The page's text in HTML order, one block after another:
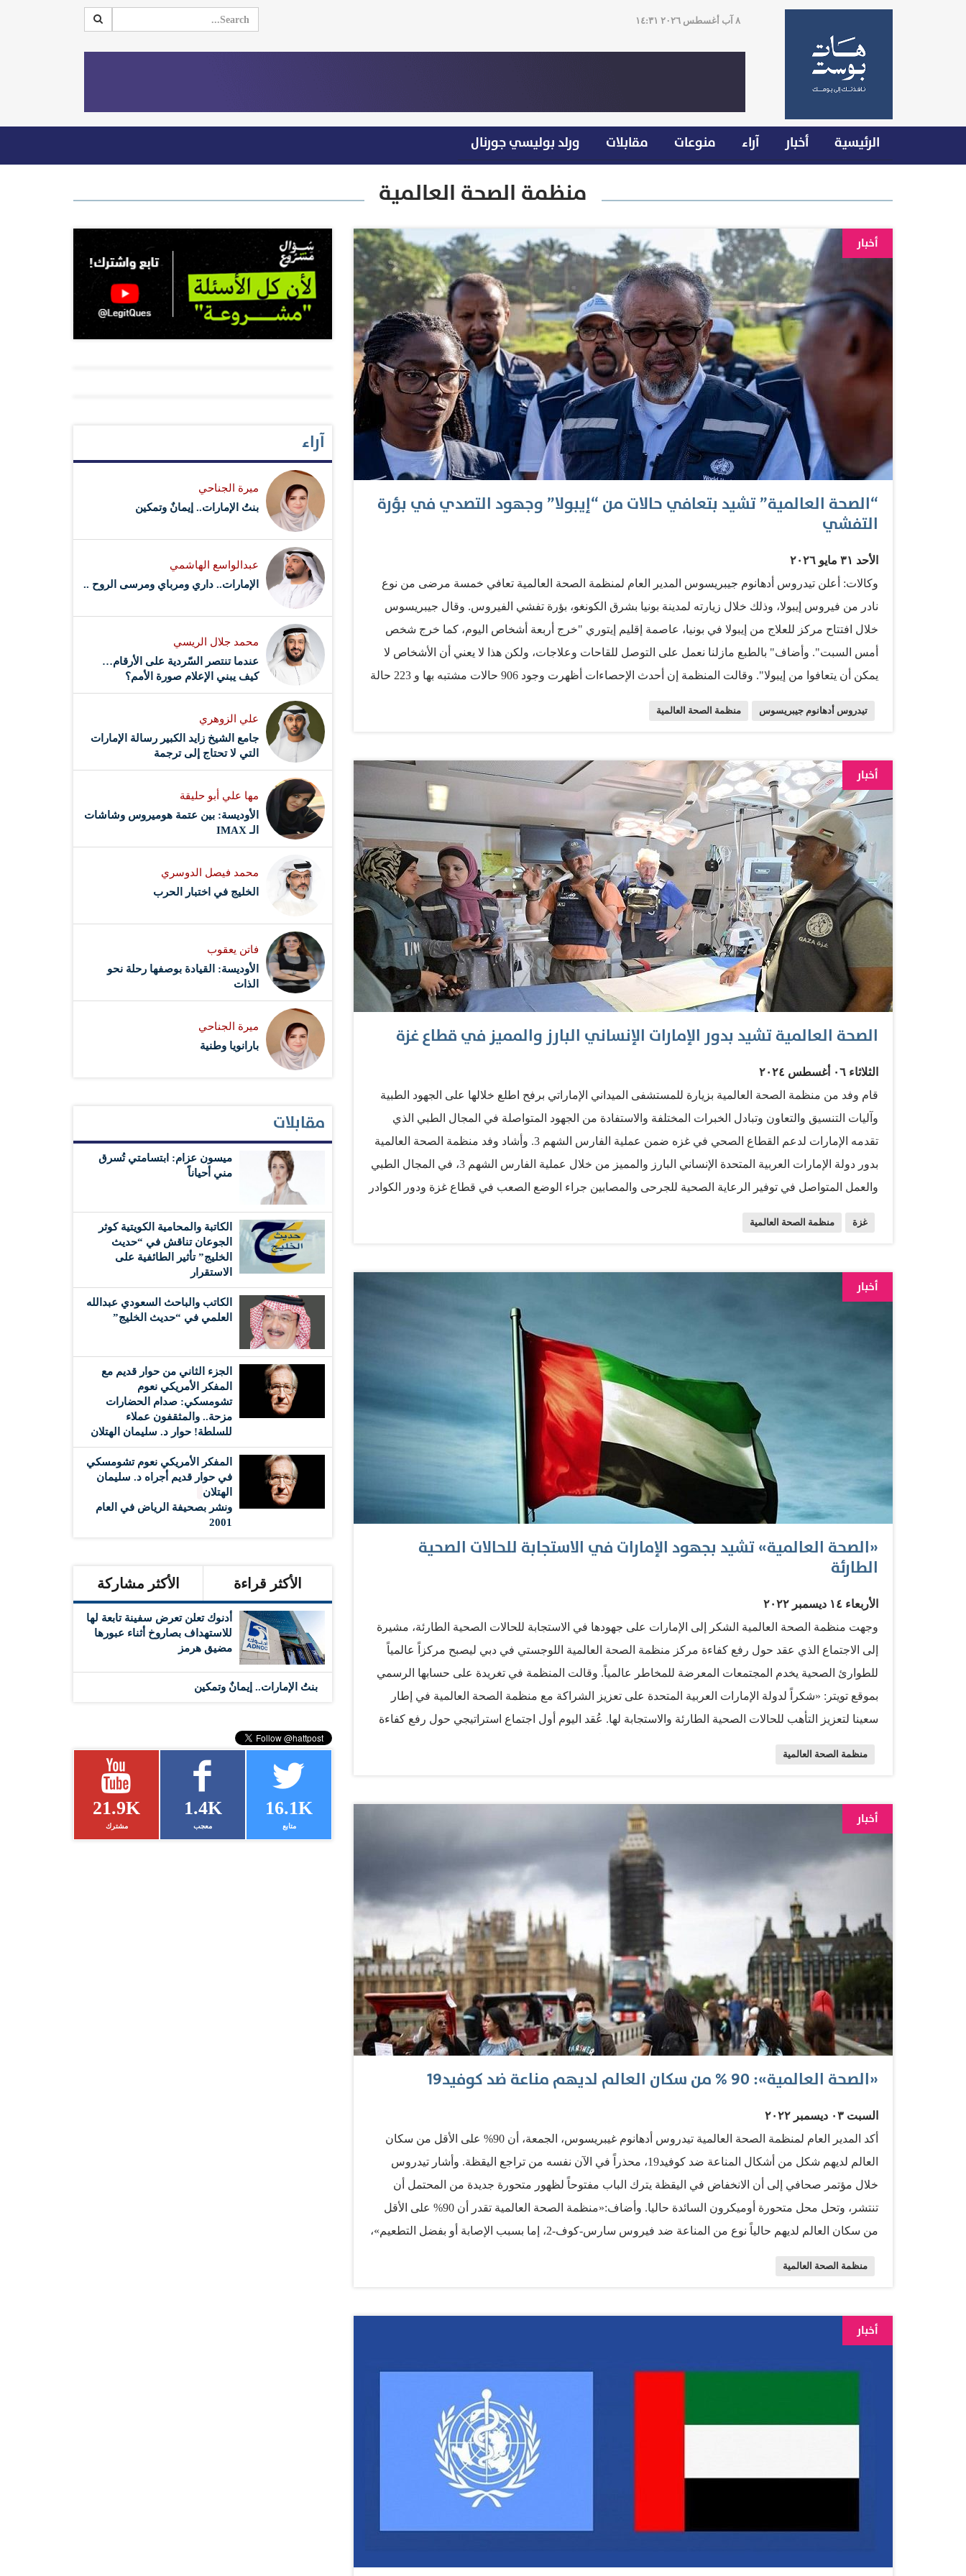
٨ آب أغسطس ٢٠٢٦ ١٤:٣١
الرئيسية أخبار آراء منوعات مقابلات ورلد بوليسي جورنال
منظمة الصحة العالمية
أخبار
“الصحة العالمية” تشيد بتعافي حالات من “إيبولا” وجهود التصدي في بؤرة
التفشي
الأحد ٣١ مايو ٢٠٢٦
وكالات: أعلن تيدروس أدهانوم جيبريسوس المدير العام لمنظمة الصحة العالمية تعافي خمسة مرضى من نوع
نادر من فيروس إيبولا، وذلك خلال زيارته لمدينة بونيا بشرق الكونغو، بؤرة تفشي الفيروس. وقال جيبريسوس
خلال افتتاح مركز للعلاج من إيبولا في بونيا، عاصمة إقليم إيتوري "خرج أربعة أشخاص اليوم، كما خرج شخص
أمس السبت". وأضاف" بالطبع مازلنا نعمل على التوصل للقاحات وعلاجات، ولكن هذا لا يعني أن الأشخاص لا
يمكن أن يتعافوا من إيبولا". وقالت المنظمة إن أحدث الإحصاءات أظهرت وجود 906 حالات مشتبه بها و 223 حالة
التعافي، لذلك الأمر الرئيسي هو التوجه إلى المنشأة في أقرب وقت ممكن والحصول على الدعم الضروري".
تيدروس أدهانوم جيبريسوس منظمة الصحة العالمية
أخبار
الصحة العالمية تشيد بدور الإمارات الإنساني البارز والمميز في قطاع غزة
الثلاثاء ٠٦ أغسطس ٢٠٢٤
قام وفد من منظمة الصحة العالمية بزيارة للمستشفى الميداني الإماراتي برفح اطلع خلالها على الجهود الطبية
وآليات التنسيق والتعاون وتبادل الخبرات المختلفة والاستفادة من الجهود المتواصلة في المجال الطبي الذي
تقدمه الإمارات لدعم القطاع الصحي في غزه ضمن عملية الفارس الشهم 3. وأشاد وفد منظمة الصحة العالمية
بدور دولة الإمارات العربية المتحدة الإنساني البارز والمميز من خلال عملية الفارس الشهم 3، في المجال الطبي
والعمل المتواصل في توفير الرعاية الصحية للجرحى والمصابين جراء الوضع الصعب في قطاع غزة ودور الكوادر
السخي للإمارات بعد الهدنة. وجرى خلال الزيارة التي شملت الاطلاع على أقسام المستشفى ومحتوياته التأكيد
على التنسيق المشترك بين الطرفين في مجال إخلاء الجرحى والمصابين، ومواصلة المستشفى استقبال الجرحى
والمصابين وبشكل مستمر لدعم الوضع الصحي بقطاع غزة، بالإضافة إلى التعاون بين المستشفى ومنظمة
الصحة العالمية في العمل على استمرارية إيصال المساعدات الطبية لسد النقص في القطاع الصحي. كما ناقش
الجانبان وضع آليات تنسيقية لدعم القطاع الصحي في غزه ومساعدة مرضى السرطان من الأطفال ودعمهم
بالأدوية والمستلزمات الطبية…
غزة منظمة الصحة العالمية
أخبار
«الصحة العالمية» تشيد بجهود الإمارات في الاستجابة للحالات الصحية
الطارئة
الأربعاء ١٤ ديسمبر ٢٠٢٢
وجهت منظمة الصحة العالمية الشكر إلى الإمارات على جهودها في الاستجابة للحالات الصحية الطارئة، مشيرة
إلى الاجتماع الذي عقد حول رفع كفاءة مركز منظمة الصحة العالمية اللوجستي في دبي ليصبح مركزاً عالمياً
للطوارئ الصحية يخدم المجتمعات المعرضة للمخاطر عالمياً. وقالت المنظمة في تغريدة على حسابها الرسمي
بموقع تويتر: «شكراً لدولة الإمارات العربية المتحدة على تعزيز الشراكة مع منظمة الصحة العالمية في إطار
سعينا لتعزيز التأهب للحالات الصحية الطارئة والاستجابة لها. عُقد اليوم أول اجتماع استراتيجي حول رفع كفاءة
العالم محملة بالإمدادات الطبية والمساعدات الحيوية، بهدف التصدي للأزمة ومساعدة العاملين في مجال
الرعاية الصحية حول العالم في مكافحة الفيروس. المصدر: الاتحاد
منظمة الصحة العالمية
أخبار
«الصحة العالمية»: 90 % من سكان العالم لديهم مناعة ضد كوفيد19
السبت ٠٣ ديسمبر ٢٠٢٢
أكد المدير العام لمنظمة الصحة العالمية تيدروس أدهانوم غيبريسوس، الجمعة، أن 90% على الأقل من سكان
العالم لديهم شكل من أشكال المناعة ضد كوفيد19، محذراً في الآن نفسه من تراجع اليقظة. وأشار تيدروس
خلال مؤتمر صحافي إلى أن الانخفاض في اليقظة يترك الباب مفتوحاً لظهور متحورة جديدة من المحتمل أن
تنتشر، وتحل محل متحورة أوميكرون السائدة حاليا. وأضاف:«منظمة الصحة العالمية تقدر أن 90% على الأقل
من سكان العالم لديهم حالياً نوع من المناعة ضد فيروس سارس-كوف-2، إما بسبب الإصابة أو بفضل التطعيم»،
وانتشرت المتحورة «أوميكرون» التي أعلنتها الصحة العالمية قبل عام متحورة جديدة مثيرة للقلق، في أنحاء
من «أوميكرون» جميعها شديدة العدوى، ولديها طفرات تجعلها قادرة على التغلب على الحواجز المناعية بسهولة
أكبر، رغم أنها تسبب أشكالاً أقل خطورة من المرض، مقارنة مع المتحورات السابقة. وأبلغت الدول منظمة
منظمة الصحة العالمية
أخبار
آراء
ميرة الجناحي
بنتُ الإمارات.. إيمانٌ وتمكين
عبدالواسع الهاشمي
الإمارات.. داري ومرباي ومرسى الروح ..
محمد جلال الريسي
عندما تنتصر السّردية على الأرقام…
كيف يبني الإعلام صورة الأمم؟
علي الزوهري
جامع الشيخ زايد الكبير رسالة الإمارات
التي لا تحتاج إلى ترجمة
مها علي أبو حليقة
الأوديسة: بين عتمة هوميروس وشاشات
الـ IMAX
محمد فيصل الدوسري ​
‏الخليج في اختبار الحرب
فاتن يعقوب
الأوديسة: القيادة بوصفها رحلة نحو
الذات
ميرة الجناحي
بارانويا وطنية
مقابلات
ميسون عزام: ابتسامتي تُسرق
مني أحياناً
الكاتبة والمحامية الكويتية كوثر
الجوعان تناقش في “حديث
الخليج” تأثير الطائفية على
الاستقرار
الكاتب والباحث السعودي عبدالله
العلمي في “حديث الخليج”
الجزء الثاني من حوار قديم مع
المفكر الأمريكي نعوم
تشومسكي: صدام الحضارات
مزحة.. والمثقفون عملاء
للسلطة! حوار د. سليمان الهتلان
المفكر الأمريكي نعوم تشومسكي
في حوار قديم أجراه د. سليمان
الهتلان
ونشر بصحيفة الرياض في العام
2001
الأكثر قراءة الأكثر مشاركة
أدنوك تعلن تعرض سفينة تابعة لها
للاستهداف بصاروخ أثناء عبورها
مضيق هرمز
بنتُ الإمارات.. إيمانٌ وتمكين
21.9K
مشترك
1.4K
معجب
16.1K
متابع